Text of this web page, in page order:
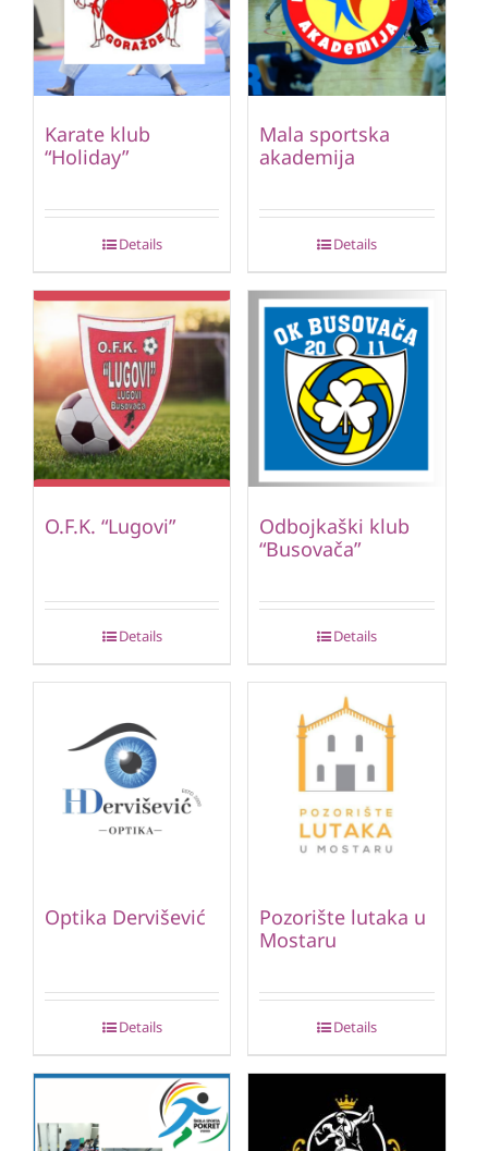
Karate klub
“Holiday”
Details
Mala sportska
akademija
Details
O.F.K. “Lugovi”
Details
Odbojkaški klub
“Busovača”
Details
Optika Dervišević
Details
Pozorište lutaka u
Mostaru
Details